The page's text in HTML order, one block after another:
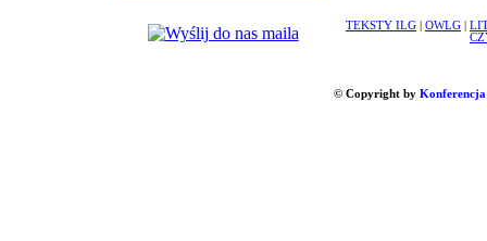
TEKSTY ILG OWLG
© Copyright by Konferencja